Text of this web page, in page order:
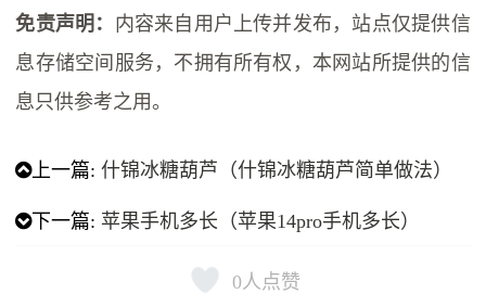
免责声明： 内容来自用户上传并发布，站点仅提供信
息存储空间服务，不拥有所有权，本网站所提供的信
息只供参考之用。
上一篇:什锦冰糖葫芦（什锦冰糖葫芦简单做法）
下一篇: 苹果手机多长（苹果14pro手机多长）
0人点赞